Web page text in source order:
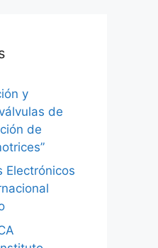
y
de
de
Electrónicos